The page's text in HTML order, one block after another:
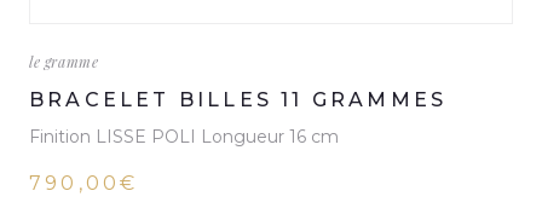
le gramme
BRACELET BILLES 11 GRAMMES
Finition LISSE POLI Longueur 16 cm
790,00€